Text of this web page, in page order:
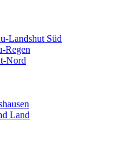
Landshut Süd
Regen
Nord
Land